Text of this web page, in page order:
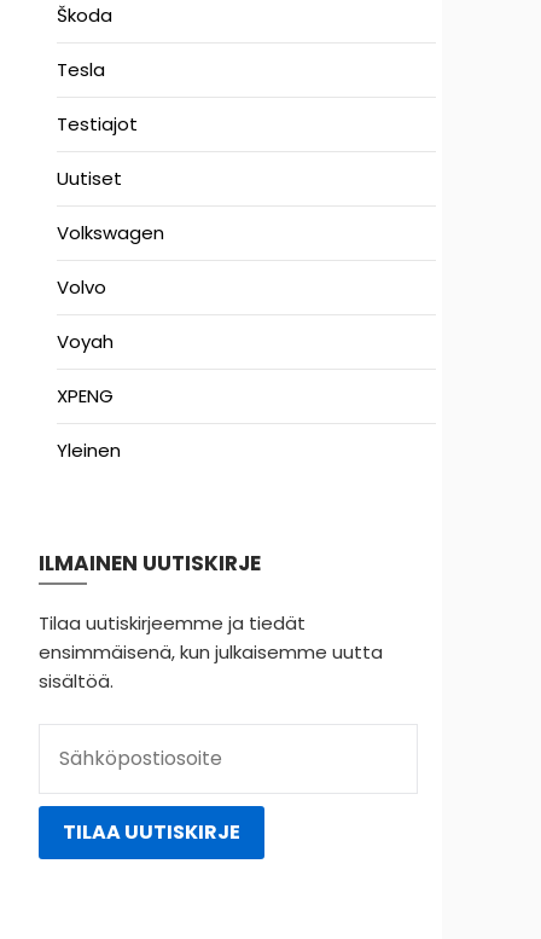
Škoda
Tesla
Testiajot
Uutiset
Volkswagen
Volvo
Voyah
XPENG
Yleinen
ILMAINEN UUTISKIRJE
Tilaa uutiskirjeemme ja tiedät
ensimmäisenä, kun julkaisemme uutta
sisältöä.